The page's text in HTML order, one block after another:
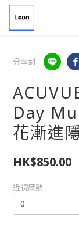
分享到
Day
花漸進
HK$850.00
近視度數